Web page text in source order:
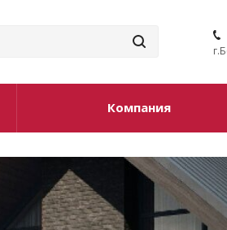
Компания